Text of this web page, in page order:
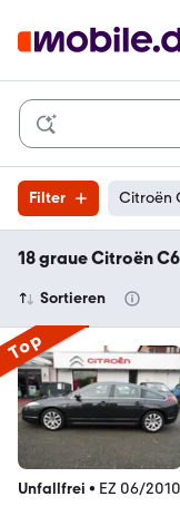
Filter Citroën
18 graue Citroën C6
Sortieren
Top
Unfallfrei • EZ 06/2010